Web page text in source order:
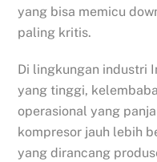
yang bisa memicu
paling kritis.
Di lingkungan industri
yang tinggi,
operasional yang
kompresor jauh lebih
yang dirancang